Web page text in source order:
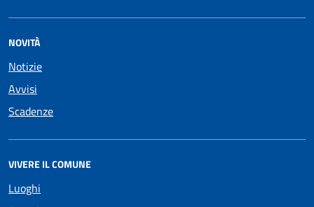
NOVITÀ
Notizie
Avvisi
Scadenze
VIVERE IL COMUNE
Luoghi